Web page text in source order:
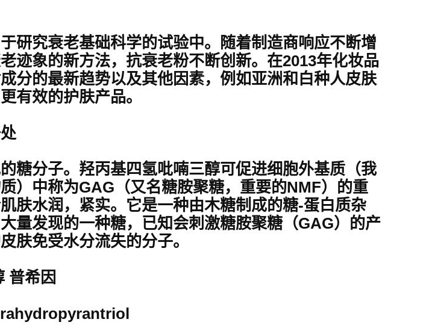
研究衰老基础科学的试验中。随着制造商响应不断增
迹象的新方法，抗衰老粉不断创新。在2013年化妆品
分的最新趋势以及其他因素，例如亚洲和白种人皮肤
有效的护肤产品。
糖分子。羟丙基四氢吡喃三醇可促进细胞外基质（我
）中称为GAG（又名糖胺聚糖，重要的NMF）的重
肤水润，紧实。它是一种由木糖制成的糖-蛋白质杂
量发现的一种糖，已知会刺激糖胺聚糖（GAG）的产
肤免受水分流失的分子。
普希因